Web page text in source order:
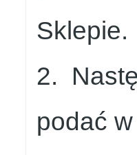
Sklepie.
2.
podać